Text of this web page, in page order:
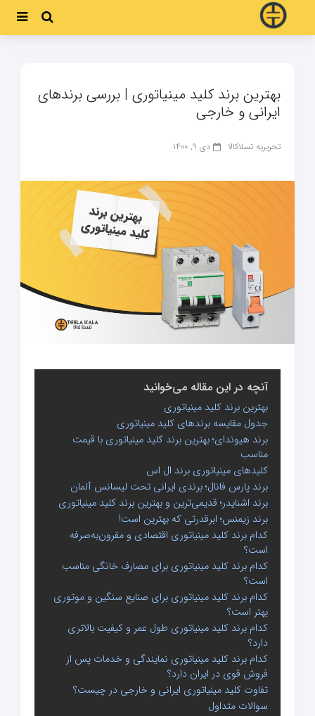
بهترین برند کلید مینیاتوری | بررسی برندهای
ایرانی و خارجی
تحریریه تسلاکالا دی ۹, ۱۴۰۰
آنچه در این مقاله می‌خوانید
بهترین برند کلید مینیاتوری
جدول مقایسه برندهای کلید مینیاتوری
برند هیوندای؛ بهترین برند کلید مینیاتوری با قیمت
مناسب
کلیدهای مینیاتوری برند ال اس
برند پارس فانال؛ برندی ایرانی تحت لیسانس آلمان
برند اشنایدر؛ قدیمی‌ترین و بهترین برند کلید مینیاتوری
برند زیمنس؛ ابرقدرتی که بهترین است!
کدام برند کلید مینیاتوری اقتصادی و مقرون‌به‌صرفه
است؟
کدام برند کلید مینیاتوری برای مصارف خانگی مناسب
است؟
کدام برند کلید مینیاتوری برای صنایع سنگین و موتوری
بهتر است؟
کدام برند کلید مینیاتوری طول عمر و کیفیت بالاتری
دارد؟
کدام برند کلید مینیاتوری نمایندگی و خدمات پس از
فروش قوی در ایران دارد؟
تفاوت کلید مینیاتوری ایرانی و خارجی در چیست؟
سوالات متداول